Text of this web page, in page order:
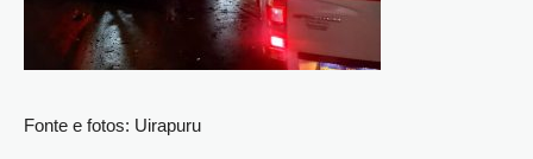
Fonte e fotos: Uirapuru